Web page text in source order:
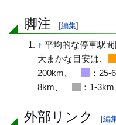
脚注 [編集]
↑ 平均的な停車駅
大まかな目安は、
200km、
：
8km、
：1-
外部リンク [編